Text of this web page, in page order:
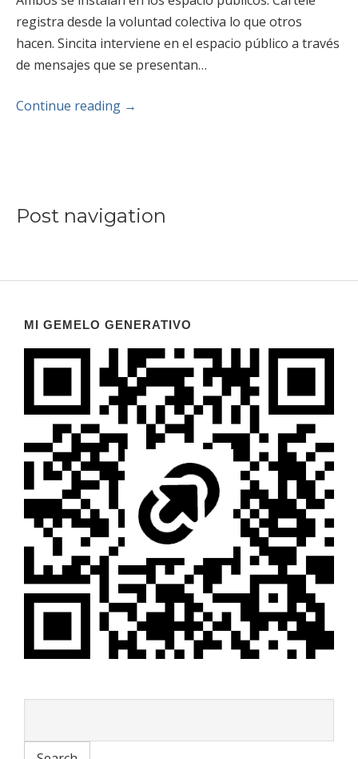
registra desde la voluntad colectiva lo que otros
hacen. Sincita interviene en el espacio público a través
de mensajes que se presentan…
Continue reading →
Post navigation
MI GEMELO GENERATIVO